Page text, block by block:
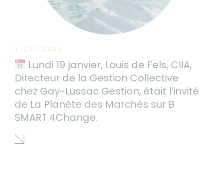
21/01/2026
Lundi 19 janvier, Louis de Fels, CIIA,
Directeur de la Gestion Collective
chez Gay-Lussac Gestion, était l’invité
de La Planète des Marchés sur B
SMART 4Change.